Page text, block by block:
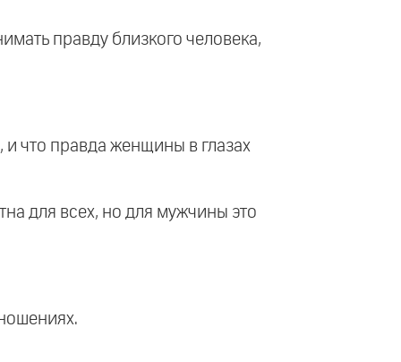
правду близкого человека,
и что правда женщины в глазах
для всех, но для мужчины это